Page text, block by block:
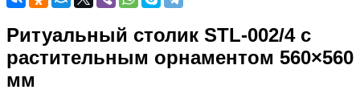
Ритуальный столик STL-002/4 с
растительным орнаментом 560×560
мм